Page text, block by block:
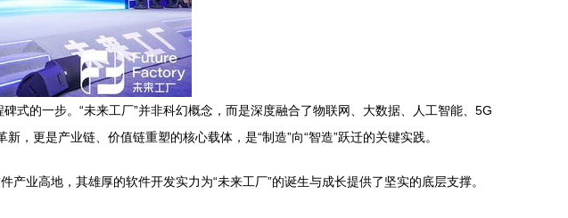
式的一步。“未来工厂”并非科幻概念，而是深度融合了物联网、大数据、人工智能、5G
更是产业链、价值链重塑的核心载体，是“制造”向“智造”跃迁的关键实践。
产业高地，其雄厚的软件开发实力为“未来工厂”的诞生与成长提供了坚实的底层支撑。